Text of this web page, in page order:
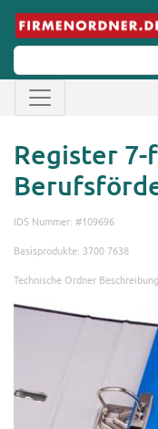
Register 7-
IDS Nummer: #109696
Basisprodukte: 3700 7638
Technische Ordner Beschreibung